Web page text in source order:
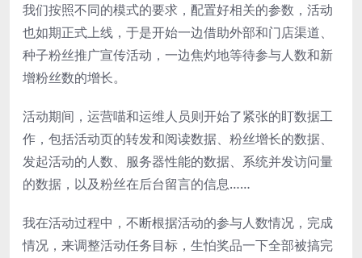
我们按照不同的模式的要求，配置好相关的参数，活动
也如期正式上线，于是开始一边借助外部和门店渠道、
种子粉丝推广宣传活动，一边焦灼地等待参与人数和新
增粉丝数的增长。
活动期间，运营喵和运维人员则开始了紧张的盯数据工
作，包括活动页的转发和阅读数据、粉丝增长的数据、
发起活动的人数、服务器性能的数据、系统并发访问量
的数据，以及粉丝在后台留言的信息……
我在活动过程中，不断根据活动的参与人数情况，完成
情况，来调整活动任务目标，生怕奖品一下全部被搞完